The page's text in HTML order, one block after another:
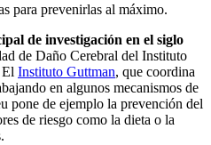
para prevenirlas al máximo.
de investigación en el siglo
de Daño Cerebral del Instituto
El Instituto Guttman, que coordina
en algunos mecanismos de
pone de ejemplo la prevención del
de riesgo como la dieta o la